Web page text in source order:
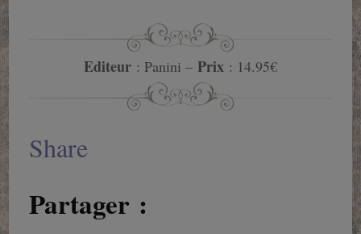
Editeur : Panini – Prix : 14.95€
Share
Partager :